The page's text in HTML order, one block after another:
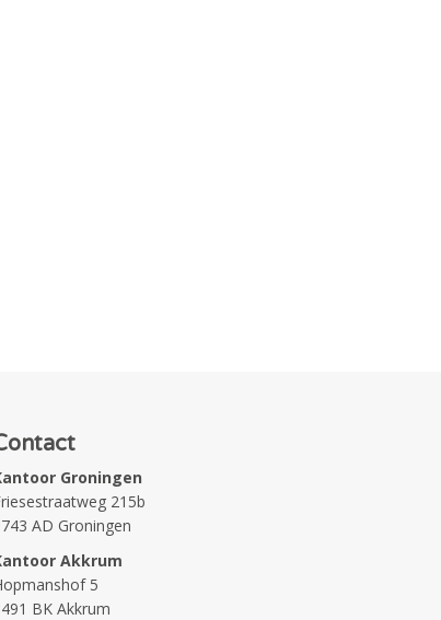
Groningen
215b
AD Groningen
Akkrum
5
BK Akkrum